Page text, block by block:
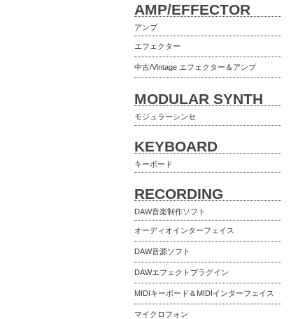
AMP/EFFECTOR
アンプ
エフェクター
中古/Vintage エフェクター＆アンプ
MODULAR SYNTH
モジュラーシンセ
KEYBOARD
キーボード
RECORDING
DAW音楽制作ソフト
オーディオインターフェイス
DAW音源ソフト
DAWエフェクトプラグイン
MIDIキーボード＆MIDIインターフェイス
マイクロフォン